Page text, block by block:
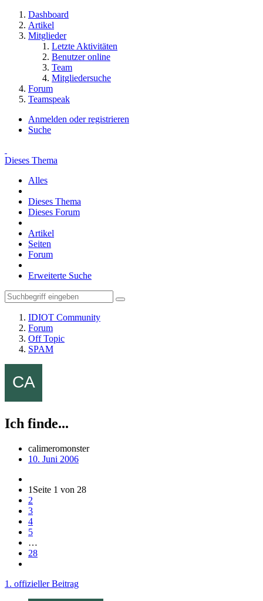
Dashboard
Artikel
Mitglieder
Letzte Aktivitäten
Benutzer online
Team
Mitgliedersuche
Forum
Teamspeak
Anmelden oder registrieren
Suche
Dieses Thema
Alles
Dieses Thema
Dieses Forum
Artikel
Seiten
Forum
Erweiterte Suche
IDIOT Community
Forum
Off Topic
SPAM
Ich finde...
calimeromonster
10. Juni 2006
1 Seite 1 von 28
2
3
4
5
…
28
1. offizieller Beitrag